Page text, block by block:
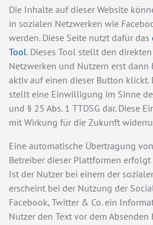
Die Inhalte auf dieser Website
in sozialen Netzwerken wie
werden. Diese Seite nutzt dafür das
Tool. Dieses Tool stellt den
Netzwerken und Nutzern erst dann
aktiv auf einen dieser Button klickt.
stellt eine Einwilligung im Sinne
und § 25 Abs. 1 TTDSG dar. Diese
mit Wirkung für die Zukunft
Eine automatische Übertragung
Betreiber dieser Plattformen
Ist der Nutzer bei einem der
erscheint bei der Nutzung der
Facebook, Twitter & Co. ein
Nutzer den Text vor dem